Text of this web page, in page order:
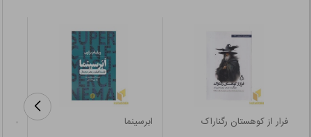
فرار از کوهستان رگناراک ابرسینما